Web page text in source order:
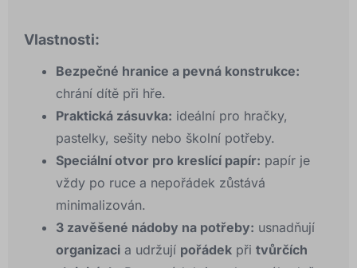
Vlastnosti:
Bezpečné hranice a pevná konstrukce:
chrání dítě při hře.
Praktická zásuvka: ideální pro hračky,
pastelky, sešity nebo školní potřeby.
Speciální otvor pro kreslící papír: papír je
vždy po ruce a nepořádek zůstává
minimalizován.
3 zavěšené nádoby na potřeby: usnadňují
organizaci a udržují pořádek při tvůrčích